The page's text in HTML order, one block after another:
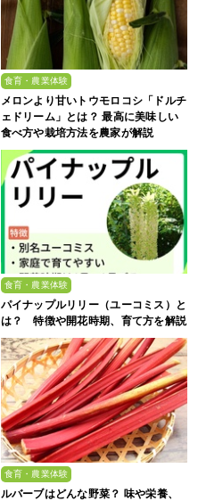
食育・農業体験
メロンより甘いトウモロコシ「ドルチ
ェドリーム」とは？ 最高に美味しい
食べ方や栽培方法を農家が解説
食育・農業体験
パイナップルリリー（ユーコミス）と
は？ 特徴や開花時期、育て方を解説
食育・農業体験
ルバーブはどんな野菜？ 味や栄養、